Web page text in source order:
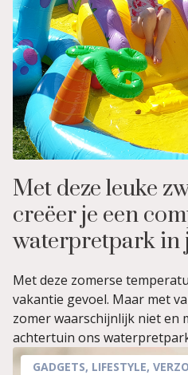
Met deze leuke
creëer je een
waterpretpark in
Met deze zomerse
vakantie gevoel. Maar met
zomer waarschijnlijk niet en
achtertuin ons
GADGETS, LIFESTYLE,